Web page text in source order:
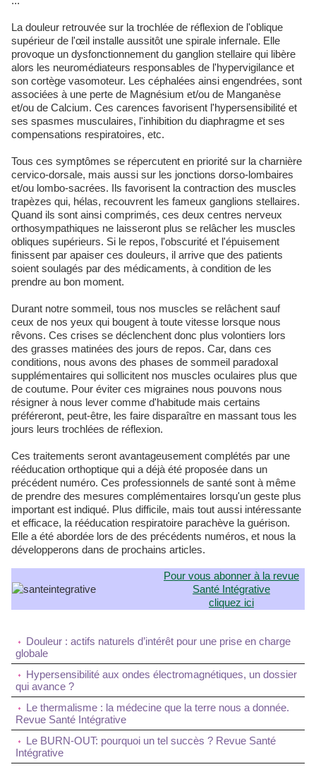
La douleur retrouvée sur la trochlée de réflexion de l'oblique
supérieur de l'œil installe aussitôt une spirale infernale. Elle
provoque un dysfonctionnement du ganglion stellaire qui libère
alors les neuromédiateurs responsables de l'hypervigilance et
son cortège vasomoteur. Les céphalées ainsi engendrées, sont
associées à une perte de Magnésium et/ou de Manganèse
et/ou de Calcium. Ces carences favorisent l'hypersensibilité et
ses spasmes musculaires, l'inhibition du diaphragme et ses
compensations respiratoires, etc.
Tous ces symptômes se répercutent en priorité sur la charnière
cervico-dorsale, mais aussi sur les jonctions dorso-lombaires
et/ou lombo-sacrées. Ils favorisent la contraction des muscles
trapèzes qui, hélas, recouvrent les fameux ganglions stellaires.
Quand ils sont ainsi comprimés, ces deux centres nerveux
orthosympathiques ne laisseront plus se relâcher les muscles
obliques supérieurs. Si le repos, l'obscurité et l'épuisement
finissent par apaiser ces douleurs, il arrive que des patients
soient soulagés par des médicaments, à condition de les
prendre au bon moment.
Durant notre sommeil, tous nos muscles se relâchent sauf
ceux de nos yeux qui bougent à toute vitesse lorsque nous
rêvons. Ces crises se déclenchent donc plus volontiers lors
des grasses matinées des jours de repos. Car, dans ces
conditions, nous avons des phases de sommeil paradoxal
supplémentaires qui sollicitent nos muscles oculaires plus que
de coutume. Pour éviter ces migraines nous pouvons nous
résigner à nous lever comme d'habitude mais certains
préféreront, peut-être, les faire disparaître en massant tous les
jours leurs trochlées de réflexion.
Ces traitements seront avantageusement complétés par une
rééducation orthoptique qui a déjà été proposée dans un
précédent numéro. Ces professionnels de santé sont à même
de prendre des mesures complémentaires lorsqu'un geste plus
important est indiqué. Plus difficile, mais tout aussi intéressante
et efficace, la rééducation respiratoire parachève la guérison.
Elle a été abordée lors de des précédents numéros, et nous la
développerons dans de prochains articles.
Pour vous abonner à la revue
Santé Intégrative
cliquez ici
Douleur : actifs naturels d’intérêt pour une prise en charge
globale
Hypersensibilité aux ondes électromagnétiques, un dossier
qui avance ?
Le thermalisme : la médecine que la terre nous a donnée.
Revue Santé Intégrative
Le BURN-OUT: pourquoi un tel succès ? Revue Santé
Intégrative